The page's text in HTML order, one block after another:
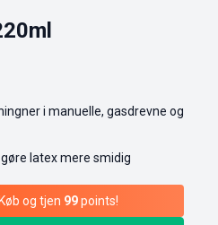
i manuelle, gasdrevne og
latex mere smidig
Køb og tjen 99points!